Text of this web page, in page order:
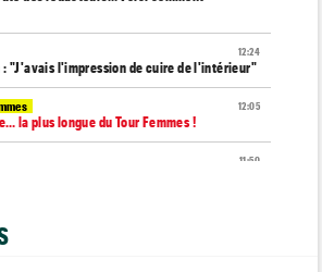
12:24
: "J'avais l'impression de cuire de l'intérieur"
12:05
la plus longue du Tour Femmes !
11:50
faire passer pro trois jeunes de sa